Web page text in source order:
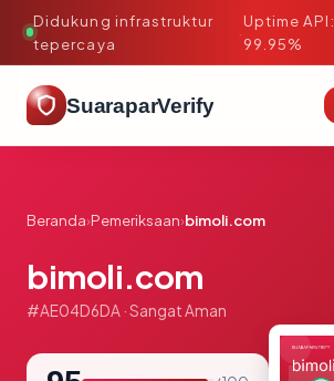
Didukung infrastruktur
tepercaya
·
Uptime API:
99.95%
SuaraparVerify
Beranda›Pemeriksaan›bimoli.com
bimoli.com
#AE04D6DA · Sangat Aman